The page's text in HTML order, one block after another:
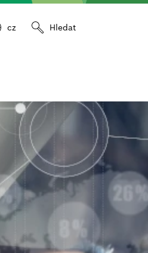
cz Hledat